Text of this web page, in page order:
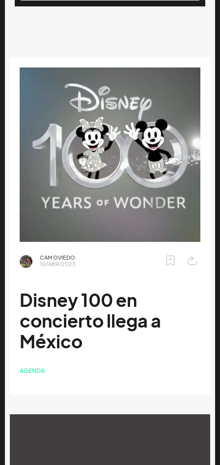
CAM OVIEDO
10/ABR/2023
Disney 100 en
concierto llega a
México
AGENDA